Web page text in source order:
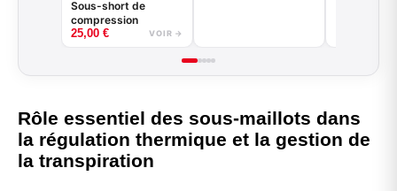
Sous-short de
compression
25,00 € VOIR →
Rôle essentiel des sous-maillots dans
la régulation thermique et la gestion de
la transpiration